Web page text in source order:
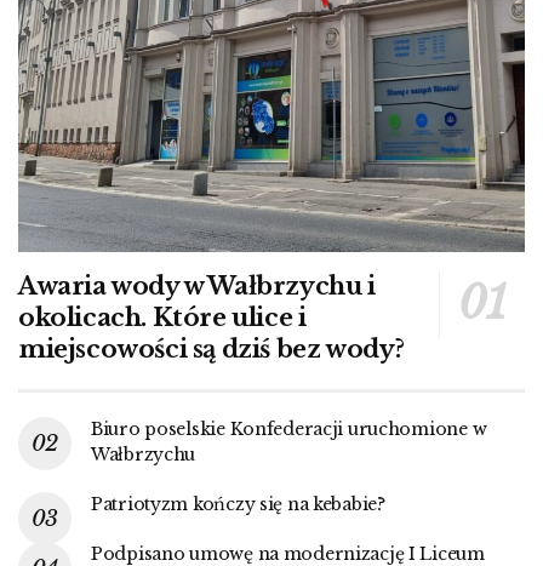
Awaria wody w Wałbrzychu i
okolicach. Które ulice i
miejscowości są dziś bez wody?
Biuro poselskie Konfederacji uruchomione w
Wałbrzychu
Patriotyzm kończy się na kebabie?
Podpisano umowę na modernizację I Liceum